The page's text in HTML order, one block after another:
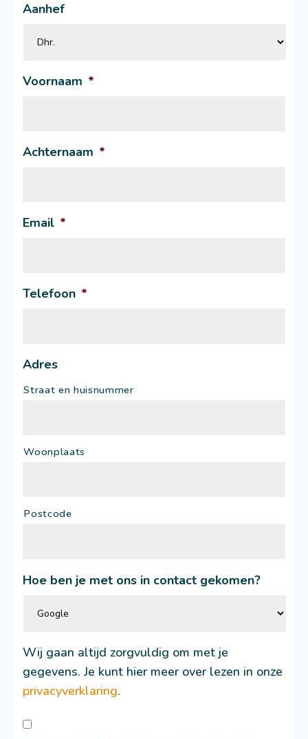
Aanhef
Voornaam *
Achternaam *
Email *
Telefoon *
Adres
Straat en huisnummer
Woonplaats
Postcode
Hoe ben je met ons in contact gekomen?
Wij gaan altijd zorgvuldig om met je
gegevens. Je kunt hier meer over lezen in onze
privacyverklaring.
Consent